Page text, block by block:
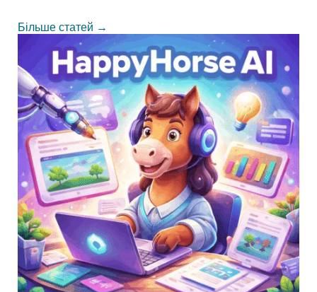
Більше статей →